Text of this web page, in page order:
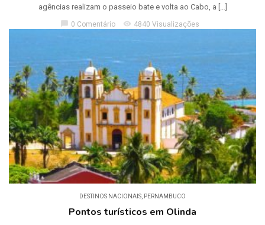
agências realizam o passeio bate e volta ao Cabo, a […]
0 Comentário visibility 4840 Visualizações
DESTINOS NACIONAIS PERNAMBUCO
Pontos turísticos em Olinda